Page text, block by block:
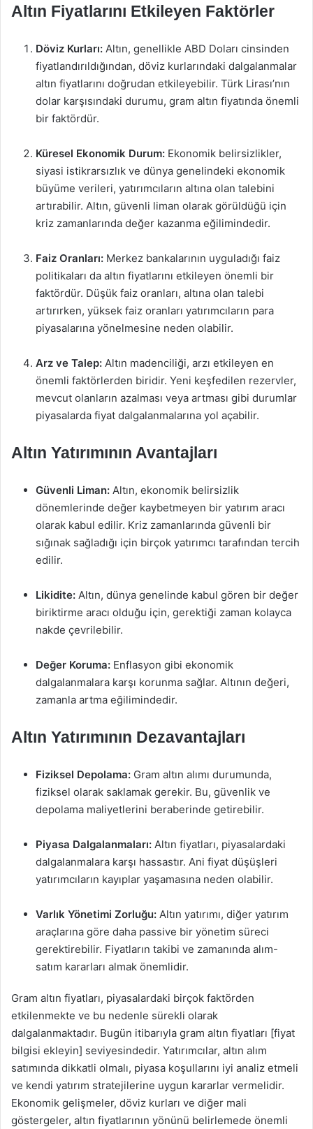
Altın Fiyatlarını Etkileyen Faktörler
Döviz Kurları: Altın, genellikle ABD Doları cinsinden
fiyatlandırıldığından, döviz kurlarındaki dalgalanmalar
altın fiyatlarını doğrudan etkileyebilir. Türk Lirası’nın
dolar karşısındaki durumu, gram altın fiyatında önemli
bir faktördür.
Küresel Ekonomik Durum: Ekonomik belirsizlikler,
siyasi istikrarsızlık ve dünya genelindeki ekonomik
büyüme verileri, yatırımcıların altına olan talebini
artırabilir. Altın, güvenli liman olarak görüldüğü için
kriz zamanlarında değer kazanma eğilimindedir.
Faiz Oranları: Merkez bankalarının uyguladığı faiz
politikaları da altın fiyatlarını etkileyen önemli bir
faktördür. Düşük faiz oranları, altına olan talebi
artırırken, yüksek faiz oranları yatırımcıların para
piyasalarına yönelmesine neden olabilir.
Arz ve Talep: Altın madenciliği, arzı etkileyen en
önemli faktörlerden biridir. Yeni keşfedilen rezervler,
mevcut olanların azalması veya artması gibi durumlar
piyasalarda fiyat dalgalanmalarına yol açabilir.
Altın Yatırımının Avantajları
Güvenli Liman: Altın, ekonomik belirsizlik
dönemlerinde değer kaybetmeyen bir yatırım aracı
olarak kabul edilir. Kriz zamanlarında güvenli bir
sığınak sağladığı için birçok yatırımcı tarafından tercih
edilir.
Likidite: Altın, dünya genelinde kabul gören bir değer
biriktirme aracı olduğu için, gerektiği zaman kolayca
nakde çevrilebilir.
Değer Koruma: Enflasyon gibi ekonomik
dalgalanmalara karşı korunma sağlar. Altının değeri,
zamanla artma eğilimindedir.
Altın Yatırımının Dezavantajları
Fiziksel Depolama: Gram altın alımı durumunda,
fiziksel olarak saklamak gerekir. Bu, güvenlik ve
depolama maliyetlerini beraberinde getirebilir.
Piyasa Dalgalanmaları: Altın fiyatları, piyasalardaki
dalgalanmalara karşı hassastır. Ani fiyat düşüşleri
yatırımcıların kayıplar yaşamasına neden olabilir.
Varlık Yönetimi Zorluğu: Altın yatırımı, diğer yatırım
araçlarına göre daha passive bir yönetim süreci
gerektirebilir. Fiyatların takibi ve zamanında alım-
satım kararları almak önemlidir.
Gram altın fiyatları, piyasalardaki birçok faktörden
etkilenmekte ve bu nedenle sürekli olarak
dalgalanmaktadır. Bugün itibarıyla gram altın fiyatları [fiyat
bilgisi ekleyin] seviyesindedir. Yatırımcılar, altın alım
satımında dikkatli olmalı, piyasa koşullarını iyi analiz etmeli
ve kendi yatırım stratejilerine uygun kararlar vermelidir.
Ekonomik gelişmeler, döviz kurları ve diğer mali
göstergeler, altın fiyatlarının yönünü belirlemede önemli